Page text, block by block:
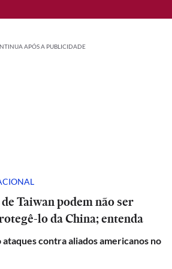
APÓS A PUBLICIDADE
Taiwan podem não ser
lo da China; entenda
contra aliados americanos no